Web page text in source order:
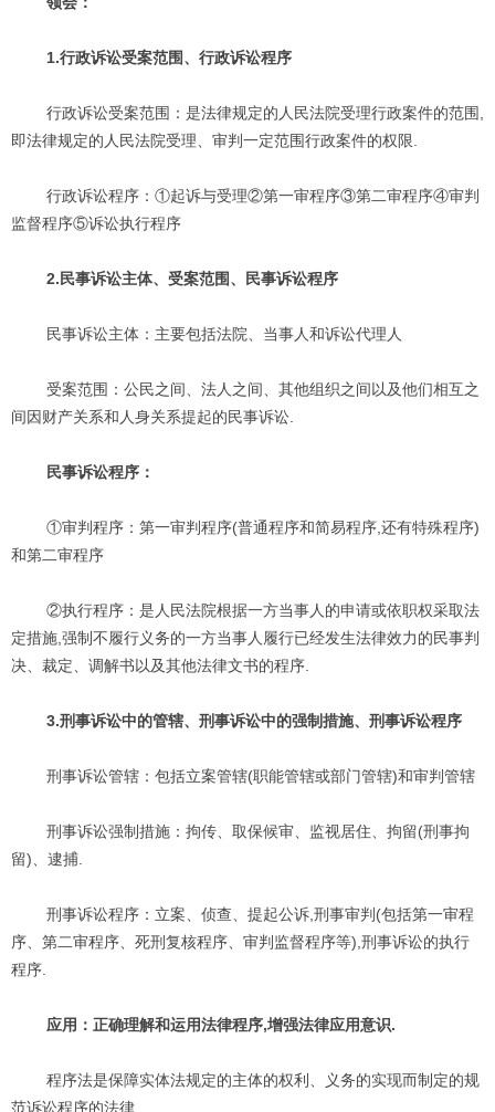
1.行政诉讼受案范围、行政诉讼程序
行政诉讼受案范围：是法律规定的人民法院受理行政案件的范围,
即法律规定的人民法院受理、审判一定范围行政案件的权限.
行政诉讼程序：①起诉与受理②第一审程序③第二审程序④审判
监督程序⑤诉讼执行程序
2.民事诉讼主体、受案范围、民事诉讼程序
民事诉讼主体：主要包括法院、当事人和诉讼代理人
受案范围：公民之间、法人之间、其他组织之间以及他们相互之
间因财产关系和人身关系提起的民事诉讼.
民事诉讼程序：
①审判程序：第一审判程序(普通程序和简易程序,还有特殊程序)
和第二审程序
②执行程序：是人民法院根据一方当事人的申请或依职权采取法
定措施,强制不履行义务的一方当事人履行已经发生法律效力的民事判
决、裁定、调解书以及其他法律文书的程序.
3.刑事诉讼中的管辖、刑事诉讼中的强制措施、刑事诉讼程序
刑事诉讼管辖：包括立案管辖(职能管辖或部门管辖)和审判管辖
刑事诉讼强制措施：拘传、取保候审、监视居住、拘留(刑事拘
留)、逮捕.
刑事诉讼程序：立案、侦查、提起公诉,刑事审判(包括第一审程
序、第二审程序、死刑复核程序、审判监督程序等),刑事诉讼的执行
程序.
应用：正确理解和运用法律程序,增强法律应用意识.
程序法是保障实体法规定的主体的权利、义务的实现而制定的规
范诉讼程序的法律.